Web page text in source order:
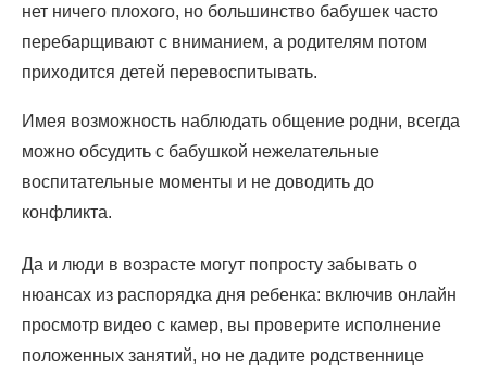
нет ничего плохого, но большинство бабушек часто
перебарщивают с вниманием, а родителям потом
приходится детей перевоспитывать.
Имея возможность наблюдать общение родни, всегда
можно обсудить с бабушкой нежелательные
воспитательные моменты и не доводить до
конфликта.
Да и люди в возрасте могут попросту забывать о
нюансах из распорядка дня ребенка: включив онлайн
просмотр видео с камер, вы проверите исполнение
положенных занятий, но не дадите родственнице